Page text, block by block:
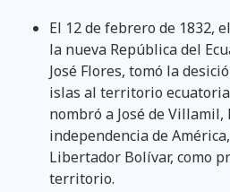
El 12 de febrero de 1832,
la nueva República del
José Flores, tomó la
islas al territorio
nombró a José de Villamil,
independencia de
Libertador Bolívar, como
territorio.